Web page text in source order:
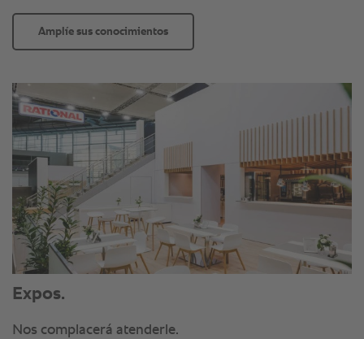
Amplíe sus conocimientos
Expos.
Nos complacerá atenderle.